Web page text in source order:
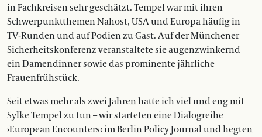
in Fachkreisen sehr geschätzt. Tempel war mit ihren
Schwerpunktthemen Nahost, USA und Europa häufig in
TV-Runden und auf Podien zu Gast. Auf der Münchener
Sicherheitskonferenz veranstaltete sie augenzwinkernd
ein Damen­dinner sowie das prominente jährliche
Frauenfrühstück.
Seit etwas mehr als zwei Jahren hatte ich viel und eng mit
Sylke Tempel zu tun – wir starteten eine Dialogreihe
›European Encounters‹ im Berlin Policy Journal und hegten